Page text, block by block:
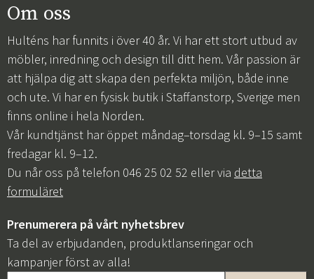
Om oss
Hulténs har funnits i över 40 år. Vi har ett stort utbud av
möbler, inredning och design till ditt hem. Vår passion är
att hjälpa dig att skapa den perfekta miljön, både inne
och ute. Vi har en fysisk butik i Staffanstorp, Sverige men
finns online i hela Norden.
Vår kundtjänst har öppet måndag–torsdag kl. 9–15 samt
fredagar kl. 9–12.
Du når oss på telefon 046 25 02 52 eller via detta
formuläret
Prenumerera på vårt nyhetsbrev
Ta del av erbjudanden, produktlanseringar och
kampanjer först av alla!